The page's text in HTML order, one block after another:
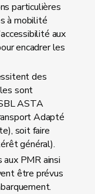
particulières
à mobilité
aux
encadrer les
des
sont
ASTA
Adapté
soit faire
général).
PMR ainsi
être prévus